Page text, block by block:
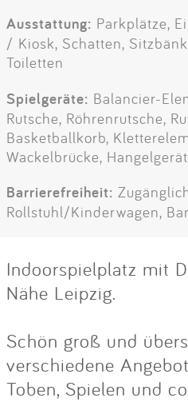
Ausstattung: Parkplätze,
/ Kiosk, Schatten,
Toiletten
Spielgeräte: Balancier-
Rutsche, Röhrenrutsche,
Basketballkorb,
Wackelbrücke, Hangelgerät
Barrierefreiheit:
Rollstuhl/Kinderwagen,
Indoorspielplatz mit
Nähe Leipzig.
Schön groß und
verschiedene
Toben, Spielen und